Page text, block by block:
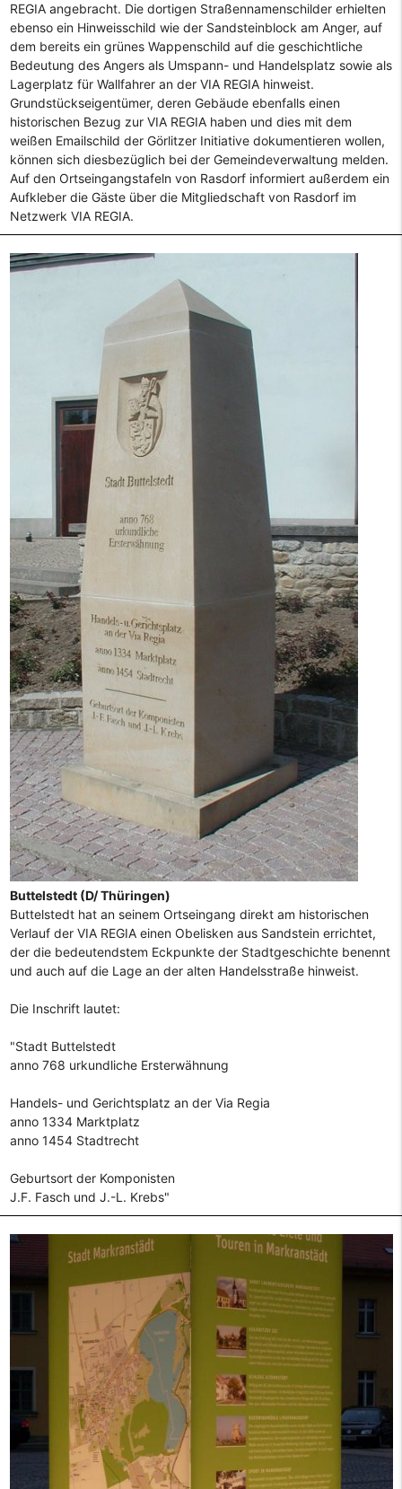
REGIA angebracht. Die dortigen Straßennamenschilder erhielten
ebenso ein Hinweisschild wie der Sandsteinblock am Anger, auf
dem bereits ein grünes Wappenschild auf die geschichtliche
Bedeutung des Angers als Umspann- und Handelsplatz sowie als
Lagerplatz für Wallfahrer an der VIA REGIA hinweist.
Grundstückseigentümer, deren Gebäude ebenfalls einen
historischen Bezug zur VIA REGIA haben und dies mit dem
weißen Emailschild der Görlitzer Initiative dokumentieren wollen,
können sich diesbezüglich bei der Gemeindeverwaltung melden.
Auf den Ortseingangstafeln von Rasdorf informiert außerdem ein
Aufkleber die Gäste über die Mitgliedschaft von Rasdorf im
Netzwerk VIA REGIA.
Buttelstedt (D/ Thüringen)
Buttelstedt hat an seinem Ortseingang direkt am historischen
Verlauf der VIA REGIA einen Obelisken aus Sandstein errichtet,
der die bedeutendstem Eckpunkte der Stadtgeschichte benennt
und auch auf die Lage an der alten Handelsstraße hinweist.
Die Inschrift lautet:
"Stadt Buttelstedt
anno 768 urkundliche Ersterwähnung
Handels- und Gerichtsplatz an der Via Regia
anno 1334 Marktplatz
anno 1454 Stadtrecht
Geburtsort der Komponisten
J.F. Fasch und J.-L. Krebs"